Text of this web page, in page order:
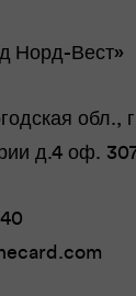
Норд-Вест»
обл.,
д.4 оф.